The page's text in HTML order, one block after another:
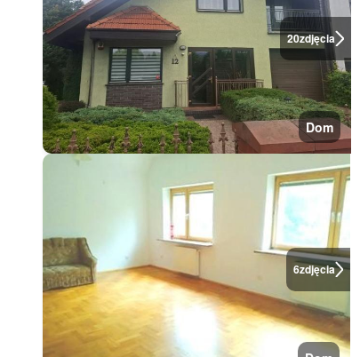
20zdjęcia
Dom
6zdjęcia